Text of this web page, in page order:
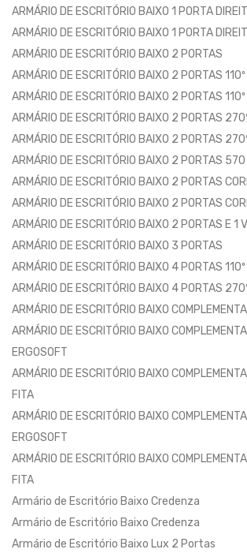
ARMÁRIO DE ESCRITÓRIO BAIXO 1 PORTA
ARMÁRIO DE ESCRITÓRIO BAIXO 1 PORTA
ARMÁRIO DE ESCRITÓRIO BAIXO 2 PORTAS
ARMÁRIO DE ESCRITÓRIO BAIXO 2 PORTAS
ARMÁRIO DE ESCRITÓRIO BAIXO 2 PORTAS
ARMÁRIO DE ESCRITÓRIO BAIXO 2 PORTAS
ARMÁRIO DE ESCRITÓRIO BAIXO 2 PORTAS
ARMÁRIO DE ESCRITÓRIO BAIXO 2 PORTAS 570
ARMÁRIO DE ESCRITÓRIO BAIXO 2 PORTAS
ARMÁRIO DE ESCRITÓRIO BAIXO 2 PORTAS
ARMÁRIO DE ESCRITÓRIO BAIXO 2 PORTAS E 1
ARMÁRIO DE ESCRITÓRIO BAIXO 3 PORTAS
ARMÁRIO DE ESCRITÓRIO BAIXO 4 PORTAS
ARMÁRIO DE ESCRITÓRIO BAIXO 4 PORTAS
ARMÁRIO DE ESCRITÓRIO BAIXO
ARMÁRIO DE ESCRITÓRIO BAIXO
ERGOSOFT
ARMÁRIO DE ESCRITÓRIO BAIXO
FITA
ARMÁRIO DE ESCRITÓRIO BAIXO
ERGOSOFT
ARMÁRIO DE ESCRITÓRIO BAIXO
FITA
Armário de Escritório Baixo Credenza
Armário de Escritório Baixo Credenza
Armário de Escritório Baixo Lux 2 Portas